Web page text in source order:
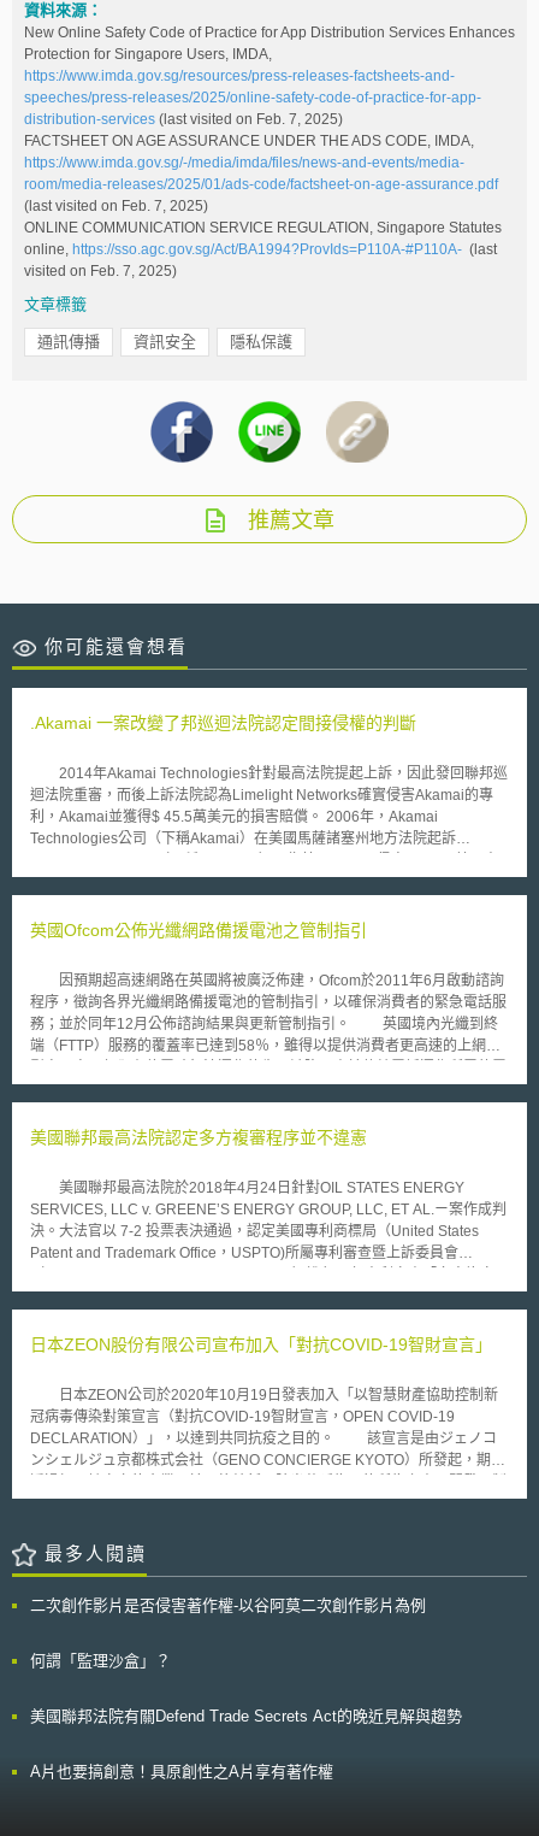
資料來源：
New Online Safety Code of Practice for App Distribution Services Enhances
Protection for Singapore Users, IMDA,
https://www.imda.gov.sg/resources/press-releases-factsheets-and-
speeches/press-releases/2025/online-safety-code-of-practice-for-app-
distribution-services (last visited on Feb. 7, 2025)
FACTSHEET ON AGE ASSURANCE UNDER THE ADS CODE, IMDA,
https://www.imda.gov.sg/-/media/imda/files/news-and-events/media-
room/media-releases/2025/01/ads-code/factsheet-on-age-assurance.pdf
(last visited on Feb. 7, 2025)
ONLINE COMMUNICATION SERVICE REGULATION, Singapore Statutes
online, https://sso.agc.gov.sg/Act/BA1994?ProvIds=P110A-#P110A- (last
visited on Feb. 7, 2025)
文章標籤
通訊傳播 資訊安全 隱私保護
推薦文章
你可能還會想看
.Akamai 一案改變了邦巡迴法院認定間接侵權的判斷
2014年Akamai Technologies針對最高法院提起上訴，因此發回聯邦巡
迴法院重審，而後上訴法院認為Limelight Networks確實侵害Akamai的專
利，Akamai並獲得$ 45.5萬美元的損害賠償。 2006年，Akamai
Technologies公司（下稱Akamai）在美國馬薩諸塞州地方法院起訴
利號6108703。原告Akamai的專利是有效傳送網頁內容的方法專利。而被
Limelight指示用戶完成其中一個修改的步驟。 本案從2006年一直持續
接侵權的概念。在原審認為「實施該方法專利」的侵權行為，是要求實施方
要獨立完成該侵權行為，所以Limelight不能被視為直接侵權。又因為
Limelight公司並沒有滿足單一實體規則（single-entity rule），控制或指示
（control or direction）其實施方完成其他的專利之方法步驟，所以不用負
共同侵權責任。 但上訴聯邦巡迴法院一致贊成Akamai被侵權，並指出
步驟，只保留一項步驟未執行，進而引誘用戶執行該方法專利的最後一個步
間接侵權中的引誘侵權。
英國Ofcom公佈光纖網路備援電池之管制指引
因預期超高速網路在英國將被廣泛佈建，Ofcom於2011年6月啟動諮詢
程序，徵詢各界光纖網路備援電池的管制指引，以確保消費者的緊急電話服
務；並於同年12月公佈諮詢結果與更新管制指引。 英國境內光纖到終
端（FTTP）服務的覆蓋率已達到58％，雖得以提供消費者更高速的上網與
力係經由業者機房透過銅絞線供應，故即便消費者終端停電，仍能緊急電
維持供電4小時以上的備援電池，以保障民眾的身家安全。而此項管制則是
此次徵詢結果，Ofcom確立了以下兩點管制指引： 1. PATS必須確保提
供備援電池：PATS若由消費者選擇是否安裝備援電池，將被認為不符義
務。若PATS選擇由消費者負擔更換電池之責任，應提供適切指引並確保易
於取得電池；若責任由PATS承擔，則應建立適切處理程序。 2. 備援電池最
低供電時數降為1小時：主要理由為英國大部分的斷電事件都不超過1小時；
電池更輕便和更易分離，因而更易於產製購買、取得與安裝。不過對於歷史
美國聯邦最高法院認定多方複審程序並不違憲
美國聯邦最高法院於2018年4月24日針對OIL STATES ENERGY
SERVICES, LLC v. GREENE’S ENERGY GROUP, LLC, ET AL.ㄧ案作成判
決。大法官以 7-2 投票表決通過，認定美國專利商標局（United States
Patent and Trademark Office，USPTO)所屬專利審查暨上訴委員會
(Inter Partes Review，IPR)」程序並未違憲。多方複審程序係國會在制度設
後，得有機會再次檢視其原先核發專利獲證許可的權限。因此被告經由行政
裁決所保障權利不同。 本案自去年聯邦最高法院受理後，即成為美國
發明法（Leahy-Smith America Invents Act）施行後備受矚目的重大案例之
一。主要因為本案凸顯出各產業對多方複審程序實質影響的反應。若多方複
審程序被判無效的話，將導致大部分專利紛爭從專利審查暨上訴委員會移回
聯邦法院。導致美國發明法欲藉由行政審查改善並減輕司法體系負擔之目的
John Roberts 和 Neil Gorsuch 對此一保守的決定表示異議，認為辛苦研發
之專利僅因為第三人提起申請就受到行政機關撤銷，而非經由司法體系裁決
仍有其疑義之處。仔細檢視多方複審程序的進行，似有違背於司法審查中要
不同意見之大法官認為藉由行政機關的審議程序取代司法審查對專利可以做
日本ZEON股份有限公司宣布加入「對抗COVID-19智財宣言」
日本ZEON公司於2020年10月19日發表加入「以智慧財產協助控制新
冠病毒傳染對策宣言（對抗COVID-19智財宣言，OPEN COVID-19
DECLARATION）」，以達到共同抗疫之目的。 該宣言是由ジェノコ
ンシェルジュ京都株式会社（GENO CONCIERGE KYOTO）所發起，期望
造及販賣，宣示不行使企業所擁有相關發明、新型及設計專利權和著作權等
造商免去來自權利人的侵權調查或繁複的授權流程。 目前已有包括
Canon、Nikon、SONY、CASIO、Panasonic、大金空調、豐田、三菱、
量。 經產省近畿經濟產業局也與該宣言辦公室合作，提出對抗新冠肺
用的技術並提出施行的可行方案。 協助中小及新創企業與加入宣言的企業
務，以目前防疫需求較大的產業如「口罩」、「防護衣」、「檢測」、「疫
利」及「防疫技術相關專利新訊訂閱」功能，協助產業界快速掌握全球防疫
最多人閱讀
二次創作影片是否侵害著作權-以谷阿莫二次創作影片為例
何謂「監理沙盒」？
美國聯邦法院有關Defend Trade Secrets Act的晚近見解與趨勢
A片也要搞創意！具原創性之A片享有著作權